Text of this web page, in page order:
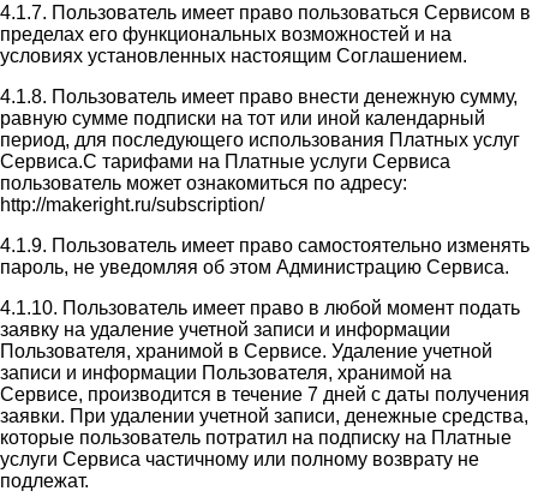
4.1.7. Пользователь имеет право пользоваться Сервисом в
пределах его функциональных возможностей и на
условиях установленных настоящим Соглашением.
4.1.8. Пользователь имеет право внести денежную сумму,
равную сумме подписки на тот или иной календарный
период, для последующего использования Платных услуг
Сервиса.С тарифами на Платные услуги Сервиса
пользователь может ознакомиться по адресу:
http://makeright.ru/subscription/
4.1.9. Пользователь имеет право самостоятельно изменять
пароль, не уведомляя об этом Администрацию Сервиса.
4.1.10. Пользователь имеет право в любой момент подать
заявку на удаление учетной записи и информации
Пользователя, хранимой в Сервисе. Удаление учетной
записи и информации Пользователя, хранимой на
Сервисе, производится в течение 7 дней с даты получения
заявки. При удалении учетной записи, денежные средства,
которые пользователь потратил на подписку на Платные
услуги Сервиса частичному или полному возврату не
подлежат.